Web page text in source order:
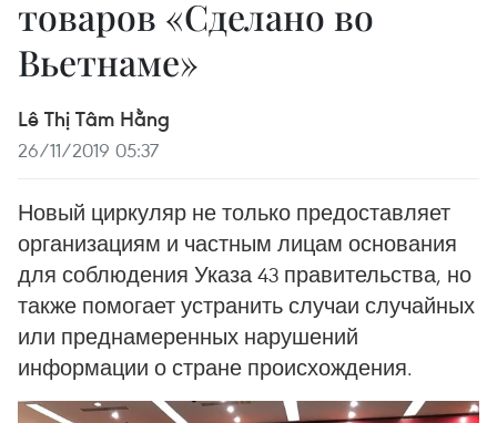
товаров «Сделано во
Вьетнаме»
Lê Thị Tâm Hằng
26/11/2019 05:37
Новый циркуляр не только предоставляет
организациям и частным лицам основания
для соблюдения Указа 43 правительства, но
также помогает устранить случаи случайных
или преднамеренных нарушений
информации о стране происхождения.